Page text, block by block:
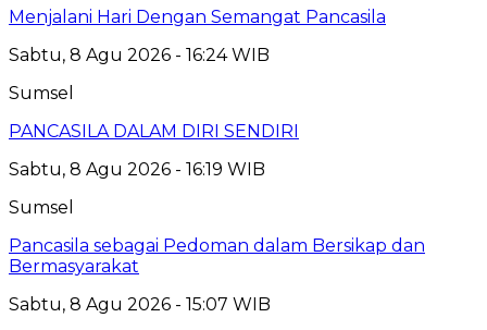
Menjalani Hari Dengan Semangat Pancasila
Sabtu, 8 Agu 2026 - 16:24 WIB
Sumsel
PANCASILA DALAM DIRI SENDIRI
Sabtu, 8 Agu 2026 - 16:19 WIB
Sumsel
Pancasila sebagai Pedoman dalam Bersikap dan
Bermasyarakat
Sabtu, 8 Agu 2026 - 15:07 WIB